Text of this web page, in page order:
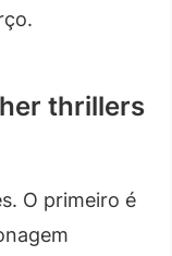
thrillers
O primeiro é